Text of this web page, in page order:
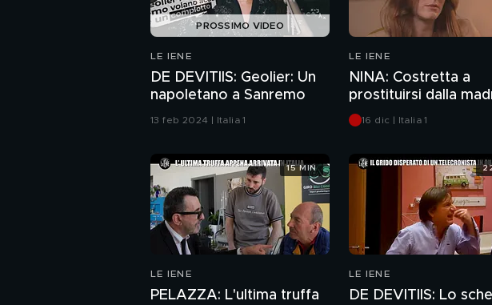
PROSSIMO VIDEO
LE IENE
DE DEVITIIS: Geolier: Un
napoletano a Sanremo
13 feb 2024 | Italia 1
LE IENE
NINA: Costretta a
prostituirsi dalla
16 dic | Italia 1
LE IENE
PELAZZA: L'ultima truffa
15 MIN
LE IENE
DE DEVITIIS: Lo